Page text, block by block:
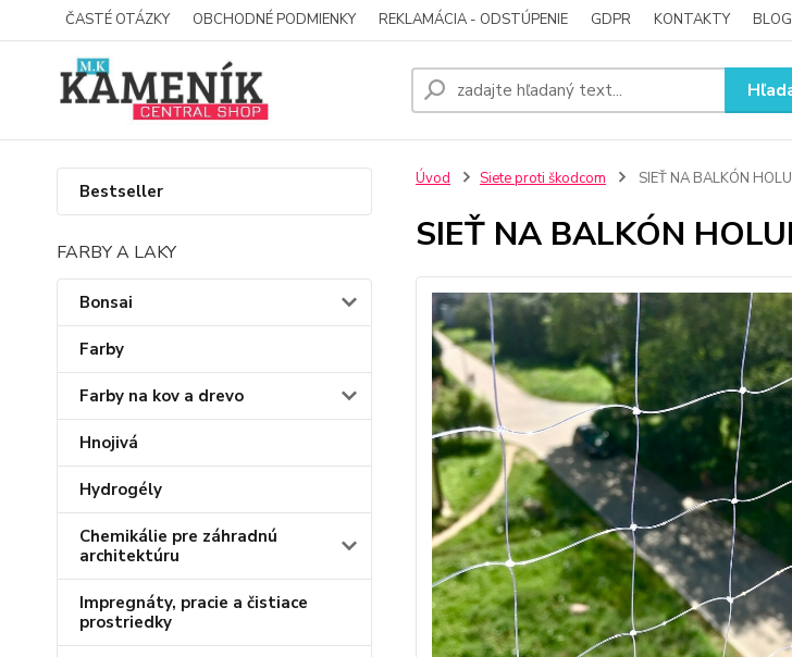
ČASTÉ OTÁZKY OBCHODNÉ PODMIENKY REKLAMÁCIA - ODSTÚPENIE GDPR KONTAKTY BLOG
Bestseller
FARBY A LAKY
Bonsai
Farby
Farby na kov a drevo
Hnojivá
Hydrogély
Chemikálie pre záhradnú
architektúru
Impregnáty, pracie a čistiace
prostriedky
Úvod Siete proti škodcom SIEŤ NA BALKÓN
SIEŤ NA BALKÓN